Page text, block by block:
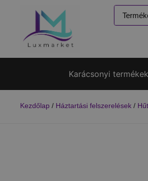
Karácsonyi termékek
Kezdőlap / Háztartási felszerelések /